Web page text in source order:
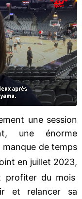
une session
une énorme
de temps
en juillet 2023,
profiter du mois
et relancer sa